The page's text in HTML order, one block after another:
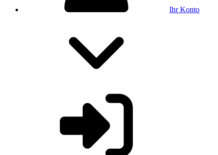
Ihr Konto